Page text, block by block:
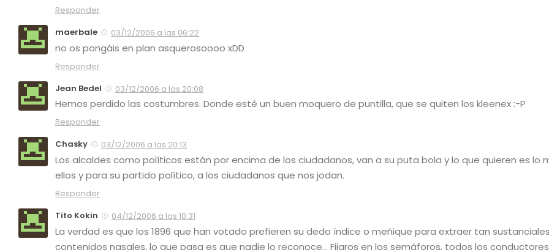
Responder
maerbale
03/12/2006 a las 06:22
no os pongáis en plan asquerosoooo xDD
Responder
Jean Bedel
03/12/2006 a las 20:08
Hemos perdido las costumbres. Donde esté un buen moquero de puntilla, que se quiten los kleenex :-P
Responder
Chasky
03/12/2006 a las 20:13
Los alcaldes como políticos están por encima de los ciudadanos, van a su puta bola y lo que quieren es lo
ellos y para su partido político, a los ciudadanos que nos jodan.
Responder
Tito Kokin
04/12/2006 a las 10:31
La verdad es que los 1896 que han votado prefieren su dedo índice o meñique para extraer tan
contenidos nasales, lo que pasa es que nadie lo reconoce… Fijaros en los semáforos, todos los